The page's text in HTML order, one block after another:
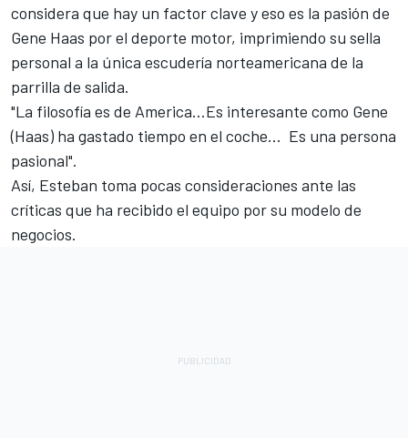
considera que hay un factor clave y eso es la pasión de
Gene Haas por el deporte motor, imprimiendo su sella
personal a la única escudería norteamericana de la
parrilla de salida.
"La filosofía es de America...Es interesante como Gene
(Haas) ha gastado tiempo en el coche... Es una persona
pasional".
Así, Esteban toma pocas consideraciones ante las
críticas que ha recibido el equipo por su modelo de
negocios.